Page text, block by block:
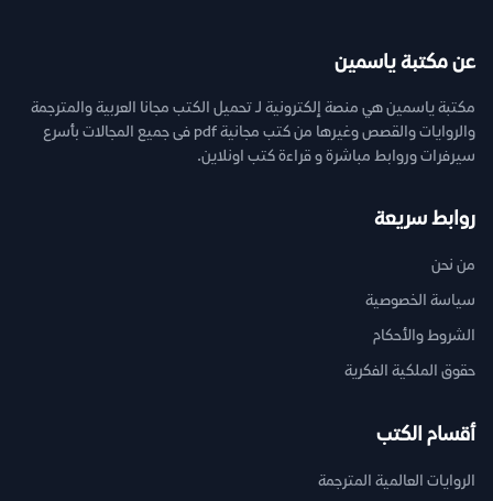
عن مكتبة ياسمين
مكتبة ياسمين هي منصة إلكترونية لـ تحميل الكتب مجانا العربية والمترجمة
والروايات والقصص وغيرها من كتب مجانية pdf فى جميع المجالات بأسرع
سيرفرات وروابط مباشرة و قراءة كتب اونلاين.
روابط سريعة
من نحن
سياسة الخصوصية
الشروط والأحكام
حقوق الملكية الفكرية
أقسام الكتب
الروايات العالمية المترجمة